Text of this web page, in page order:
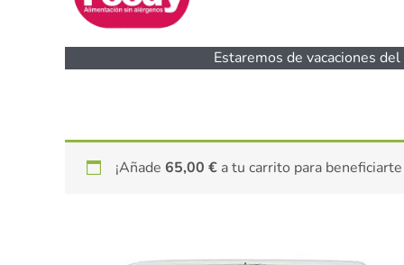
Estaremos de vacaciones
¡Añade 65,00 € a tu carrito para